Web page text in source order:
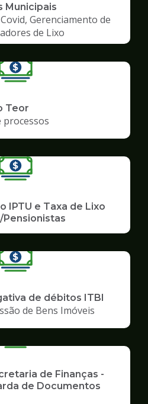
Municipais
Gerenciamento de
de Lixo
Teor
processos
IPTU e Taxa de Lixo
de débitos ITBI
de Bens Imóveis
de Finanças -
de Documentos